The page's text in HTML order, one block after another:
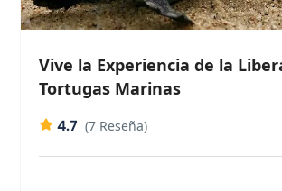
Vive la Experiencia de la
Tortugas Marinas
4.7 (7 Reseña)